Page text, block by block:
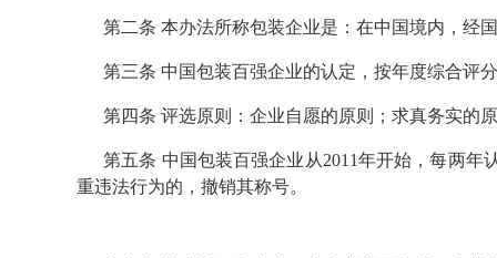
第二条 本办法所称包装企业是：在中国境内，经
第三条 中国包装百强企业的认定，按年度综合评
第四条 评选原则：企业自愿的原则；求真务实的
第五条 中国包装百强企业从2011年开始，每两
重违法行为的，撤销其称号。